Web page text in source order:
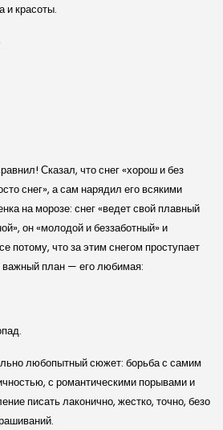
и красоты.
Сказал, что снег «хорош и без
снег», а сам нарядил его всякими
на морозе: снег «ведет свой плавный
он «молодой и беззаботный» и
потому, что за этим снегом проступает
важный план — его любимая:
любопытный сюжет: борьба с самим
с романтическими порывами и
писать лаконично, жестко, точно, безо